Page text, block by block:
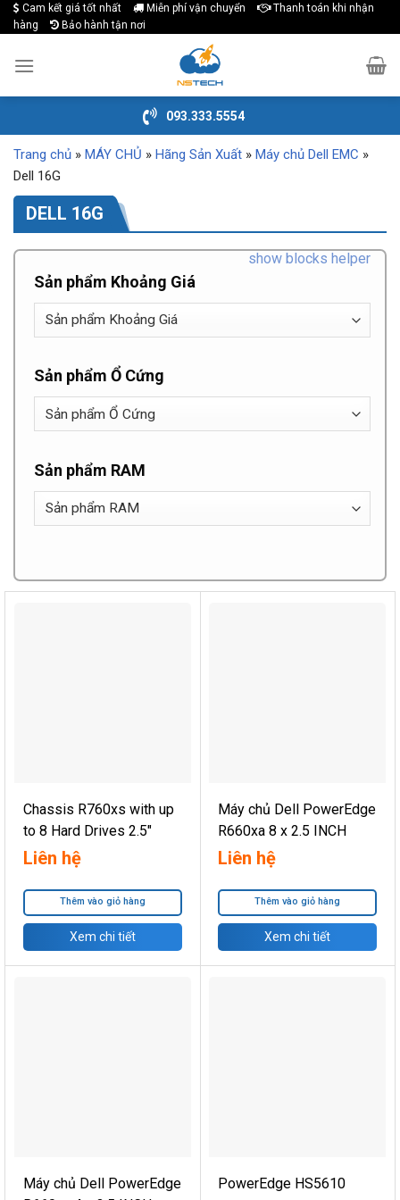
Skip
to
content
Cam kết giá tốt nhất Miễn phí vận chuyển
Thanh toán khi nhận
hàng
Bảo hành tận nơi
093.333.5554
Trang chủ » MÁY CHỦ » Hãng Sản Xuất » Máy chủ Dell EMC »
Dell 16G
DELL 16G
show blocks helper
Sản phẩm Khoảng Giá
Sản phẩm Ổ Cứng
Sản phẩm RAM
Chassis R760xs with up
to 8 Hard Drives 2.5″
Liên hệ
Thêm vào giỏ hàng
Xem chi tiết
Máy chủ Dell PowerEdge
R660xa 8 x 2.5 INCH
Liên hệ
Thêm vào giỏ hàng
Xem chi tiết
Máy chủ Dell PowerEdge
PowerEdge HS5610